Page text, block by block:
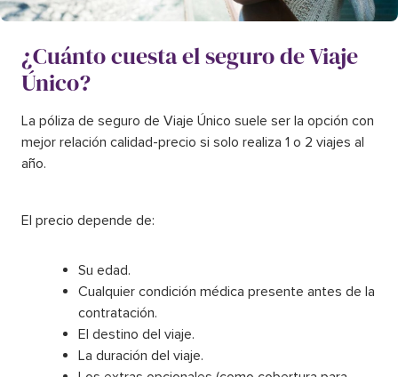
¿Cuánto cuesta el seguro de Viaje
Único?
La póliza de seguro de Viaje Único suele ser la opción con
mejor relación calidad-precio si solo realiza 1 o 2 viajes al
año.
El precio depende de:
Su edad.
Cualquier condición médica presente antes de la
contratación.
El destino del viaje.
La duración del viaje.